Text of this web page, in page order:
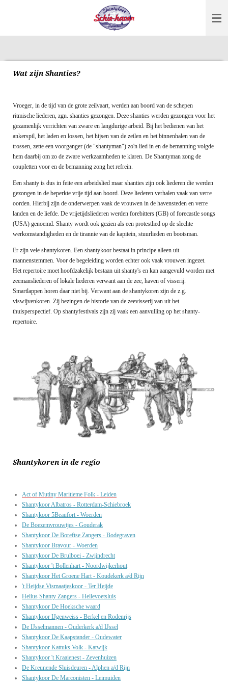
Wat zijn Shanties?
Vroeger, in de tijd van de grote zeilvaart, werden aan boord van de schepen
ritmische liederen, zgn. shanties gezongen. Deze shanties werden gezongen voor het
gezamenlijk verrichten van zware en langdurige arbeid. Bij het bedienen van het
ankerspil, het laden en lossen, het hijsen van de zeilen en het binnenhalen van de
trossen, zette een voorganger (de "shantyman") zo'n lied in en de bemanning volgde
hem daarbij om zo de zware werkzaamheden te klaren. De Shantyman zong de
coupletten voor en de bemanning zong het refrein.
Een shanty is dus in feite een arbeidslied maar shanties zijn ook liederen die werden
gezongen in de beperkte vrije tijd aan boord. Deze liederen verhalen vaak van verre
oorden. Hierbij zijn de onderwerpen vaak de vrouwen in de havensteden en verre
landen en de liefde. De vrijetijdsliederen werden forebitters (GB) of forecastle songs
(USA) genoemd. Shanty wordt ook gezien als een protestlied op de slechte
werkomstandigheden en de tirannie van de kapitein, stuurlieden en bootsman.
Er zijn vele shantykoren. Een shantykoor bestaat in principe alleen uit
mannenstemmen. Voor de begeleiding worden echter ook vaak vrouwen ingezet.
Het repertoire moet hoofdzakelijk bestaan uit shanty's en kan aangevuld worden met
zeemansliederen of lokale liederen verwant aan de zee, haven of visserij.
Smartlappen horen daar niet bij. Verwant aan de shantykoren zijn de z.g.
viswijvenkoren. Zij bezingen de historie van de zeevisserij van uit het
thuisperspectief. Op shantyfestivals zijn zij vaak een aanvulling op het shanty-
repertoire.
Shantykoren in de regio
Act of Mutiny Maritieme Folk - Leiden
Shantykoor Albatros - Rotterdam-Schiebroek
Shantykoor 5Beaufort - Woerden
De Boezemvrouwtjes - Gouderak
Shantykoor De Boreftse Zangers - Bodegraven
Shantykoor Bravour - Woerden
Shantykoor De Brulboei - Zwijndrecht
Shantykoor 't Bollenhart - Noordwijkerhout
Shantykoor Het Groene Hart - Koudekerk a/d Rijn
't Heijdse Vismaatjeskoor - Ter Heijde
Helius Shanty Zangers - Hellevoetsluis
Shantykoor De Hoeksche waard
Shantykoor IJgenweiss - Berkel en Rodenrijs
De IJsselmannen - Ouderkerk a/d IJssel
Shantykoor De Kaapstander - Oudewater
Shantykoor Kattuks Volk - Katwijk
Shantykoor 't Kraaienest - Zevenhuizen
De Kreunende Sluisdeuren - Alphen a/d Rijn
Shantykoor De Marconisten - Leimuiden